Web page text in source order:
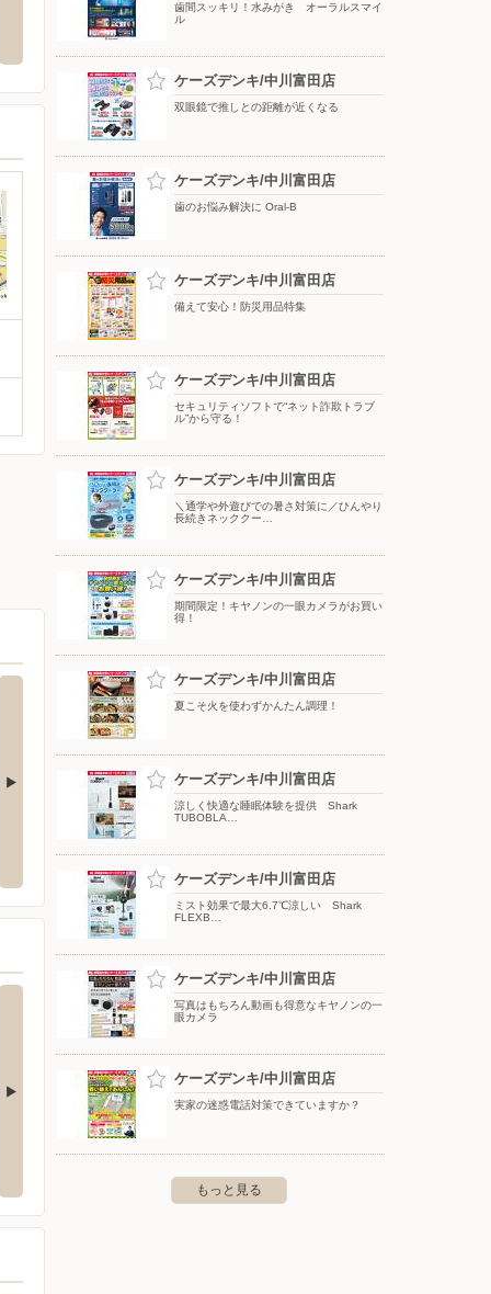
と上質
アーティストの想いに満ちる音。
WF-1000X M6
冷たさ長持ち！トリプルメガアイ
岡町5-110 〒457-0806 愛知県名古屋市南区鳴浜町5-1-1
23
歯間スッキリ！水みがき オーラルスマイ
ル
ケーズデンキ/中川富田店
双眼鏡で推しとの距離が近くなる
ケーズデンキ/中川富田店
歯のお悩み解決に Oral-B
ケーズデンキ/中川富田店
備えて安心！防災用品特集
ケーズデンキ/中川富田店
セキュリティソフトで“ネット詐欺トラブ
ル”から守る！
ケーズデンキ/中川富田店
＼通学や外遊びでの暑さ対策に／ひんやり
長続きネッククー…
ケーズデンキ/中川富田店
期間限定！キヤノンの一眼カメラがお買い
得！
ケーズデンキ/中川富田店
夏こそ火を使わずかんたん調理！
ケーズデンキ/中川富田店
涼しく快適な睡眠体験を提供 Shark
TUBOBLA…
ケーズデンキ/中川富田店
ミスト効果で最大6.7℃涼しい Shark
FLEXB…
ケーズデンキ/中川富田店
写真はもちろん動画も得意なキヤノンの一
眼カメラ
ケーズデンキ/中川富田店
実家の迷惑電話対策できていますか？
もっと見る